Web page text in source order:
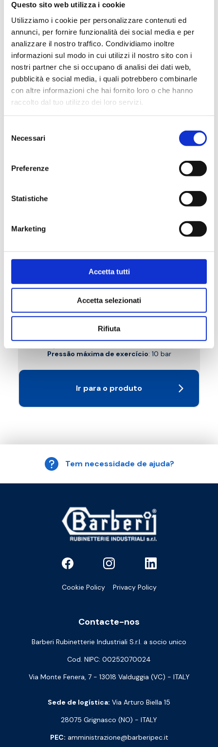
Questo sito web utilizza i cookie
Utilizziamo i cookie per personalizzare contenuti ed
annunci, per fornire funzionalità dei social media e per
analizzare il nostro traffico. Condividiamo inoltre
informazioni sul modo in cui utilizzi il nostro sito con i
nostri partner che si occupano di analisi dei dati web,
pubblicità e social media, i quali potrebbero combinarle
con altre informazioni che hai fornito loro o che hanno
raccolto dal tuo utilizzo dei loro servizi.
delNecessari
Preferenze
Statistiche
Marketing
Accetta tutti
Accetta selezionati
Rifiuta
Válvula termostatizável reta, engate de ferro,
com tampa para estaleiro, engate de cabeça
M30×1,5. Com pré-regulação
Pressão máxima de exercício : 10 bar
Ir para o produto
B7X
latão
Pressão máxima de exercício: 10 bar
Ir para o produto
Tem necessidade de ajuda?
Cookie Policy Privacy Policy
Contacte-nos
Barberi Rubinetterie Industriali S.r.l. a socio unico
Cod. NIPC: 00252070024
Via Monte Fenera, 7 - 13018 Valduggia (VC) - ITALY
Sede de logística: Via Arturo Biella 15
28075 Grignasco (NO) - ITALY
PEC: amministrazione@barberipec.it